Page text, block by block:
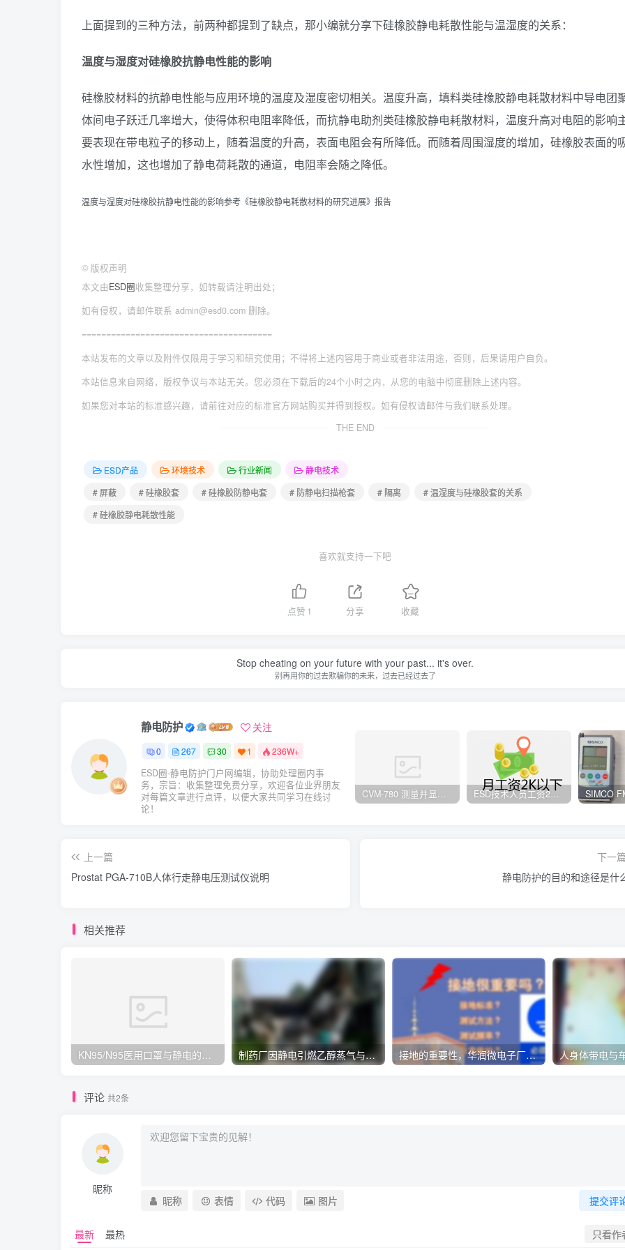
上面提到的三种方法，前两种都提到了缺点，那小编就分享下硅橡胶静电耗散性能与温湿度的关系：
温度与湿度对硅橡胶抗静电性能的影响
硅橡胶材料的抗静电性能与应用环境的温度及湿度密切相关。温度升高，填料类硅橡胶静电耗散材料中导电团
体间电子跃迁几率增大，使得体积电阻率降低，而抗静电助剂类硅橡胶静电耗散材料，温度升高对电阻的影响
要表现在带电粒子的移动上，随着温度的升高，表面电阻会有所降低。而随着周围湿度的增加，硅橡胶表面的
水性增加，这也增加了静电荷耗散的通道，电阻率会随之降低。
温度与湿度对硅橡胶抗静电性能的影响参考《硅橡胶静电耗散材料的研究进展》报告
© 版权声明
本文由ESD圈收集整理分享，如转载请注明出处；
如有侵权，请邮件联系 admin@esd0.com 删除。
=======================================
本站发布的文章以及附件仅限用于学习和研究使用；不得将上述内容用于商业或者非法用途，否则，后果请用户自负。
本站信息来自网络，版权争议与本站无关。您必须在下载后的24个小时之内，从您的电脑中彻底删除上述内容。
如果您对本站的标准感兴趣，请前往对应的标准官方网站购买并得到授权。如有侵权请邮件与我们联系处理。
THE END
ESD产品 环境技术 行业新闻
静电技术
# 屏蔽
# 硅橡胶套 # 硅橡胶防静电套 # 防静电扫描枪套 # 隔离
# 温湿度与硅橡胶套的关系
# 硅橡胶静电耗散性能
喜欢就支持一下吧
点赞 1 分享 收藏
Stop cheating on your future with your past... it's over.
别再用你的过去欺骗你的未来，过去已经过去了
静电防护 关注
0 267 30 1 236W+
ESD圈-静电防护门户网编辑，协助处理圈内事
务，宗旨：收集整理免费分享，欢迎各位业界朋友
对每篇文章进行点评，以便大家共同学习在线讨
论！
CVM-780 测量并显示实时静电压数据、操作说明 ESD技术人员工资2K以下，你相信吗？
上一篇
Prostat PGA-710B人体行走静电压测试仪说明
下一
静电防护的目的和途径是什
相关推荐
KN95/N95医用口罩与静电的秘密关系 制药厂因静电引燃乙醇蒸气与空气混合形成的爆炸气体 接地的重要性，华润微电子厂火灾起因？
评论 共2条
昵称
提交评
昵称 表情 代码 图片
最新 最热 只看作